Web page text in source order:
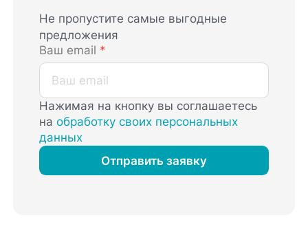
Не пропустите самые выгодные
предложения
Ваш email *
Нажимая на кнопку вы соглашаетесь
наобработку своих персональных
данных
Отправить заявку